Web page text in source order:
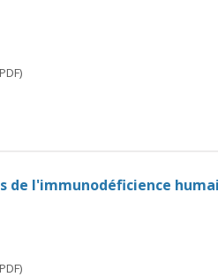
l'immunodéficience